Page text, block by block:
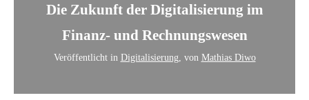
Die Zukunft der Digitalisierung im
Finanz- und Rechnungswesen
Veröffentlicht in Digitalisierung , von Mathias Diwo